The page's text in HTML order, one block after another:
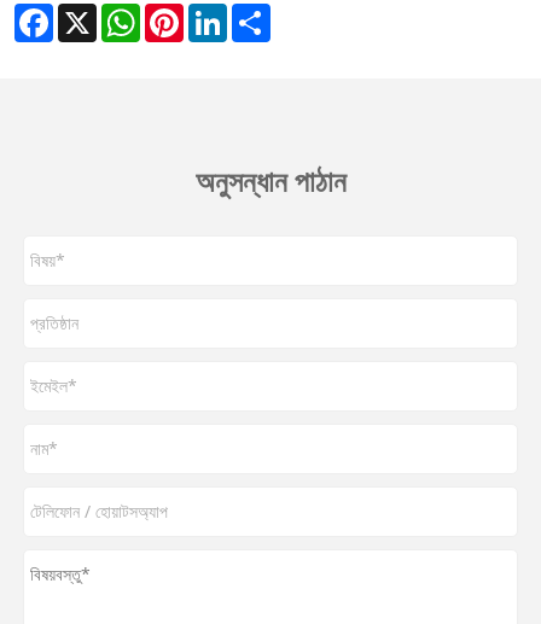
Facebook
X WhatsAppPinterestLinkedIn
অনুসন্ধান পাঠান